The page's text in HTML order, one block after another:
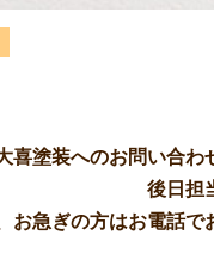
喜塗装へのお問い合わ
後日担
お急ぎの方はお電話で